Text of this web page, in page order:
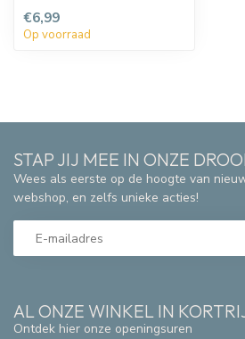
€6,99
Op voorraad
AL ONZE WINKEL IN
Ontdek hier onze openingsuren
STAP JIJ MEE IN ONZE
Wees als eerste op de hoogte van
webshop, en zelfs unieke acties!